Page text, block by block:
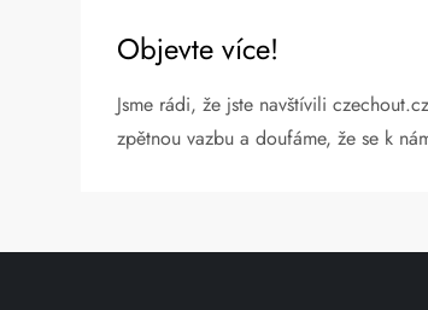
Objevte více!
Jsme rádi, že jste navštívili
zpětnou vazbu a doufáme, že se k